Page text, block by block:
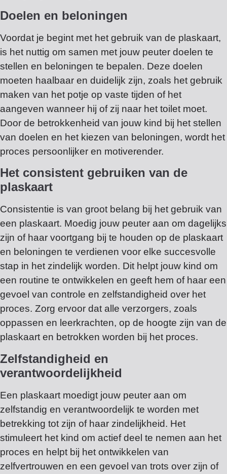
Doelen en beloningen
Voordat je begint met het gebruik van de plaskaart,
is het nuttig om samen met jouw peuter doelen te
stellen en beloningen te bepalen. Deze doelen
moeten haalbaar en duidelijk zijn, zoals het gebruik
maken van het potje op vaste tijden of het
aangeven wanneer hij of zij naar het toilet moet.
Door de betrokkenheid van jouw kind bij het stellen
van doelen en het kiezen van beloningen, wordt het
proces persoonlijker en motiverender.
Het consistent gebruiken van de
plaskaart
Consistentie is van groot belang bij het gebruik van
een plaskaart. Moedig jouw peuter aan om dagelijks
zijn of haar voortgang bij te houden op de plaskaart
en beloningen te verdienen voor elke succesvolle
stap in het zindelijk worden. Dit helpt jouw kind om
een routine te ontwikkelen en geeft hem of haar een
gevoel van controle en zelfstandigheid over het
proces. Zorg ervoor dat alle verzorgers, zoals
oppassen en leerkrachten, op de hoogte zijn van de
plaskaart en betrokken worden bij het proces.
Zelfstandigheid en
verantwoordelijkheid
Een plaskaart moedigt jouw peuter aan om
zelfstandig en verantwoordelijk te worden met
betrekking tot zijn of haar zindelijkheid. Het
stimuleert het kind om actief deel te nemen aan het
proces en helpt bij het ontwikkelen van
zelfvertrouwen en een gevoel van trots over zijn of